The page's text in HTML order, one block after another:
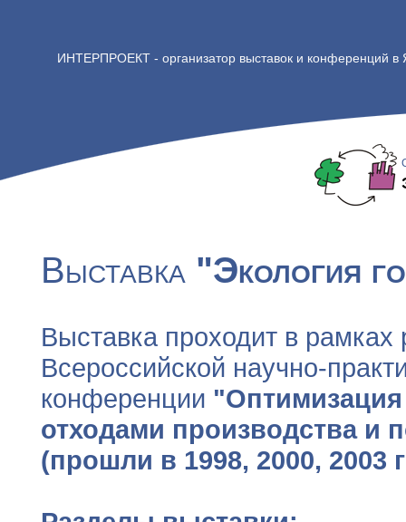
ИНТЕРПРОЕКТ - организатор выставок и конференций в
Выставка "Экология
Выставка проходит в рамках
Всероссийской научно-
конференции
отходами производства и
(прошли в 1998, 2000, 2003